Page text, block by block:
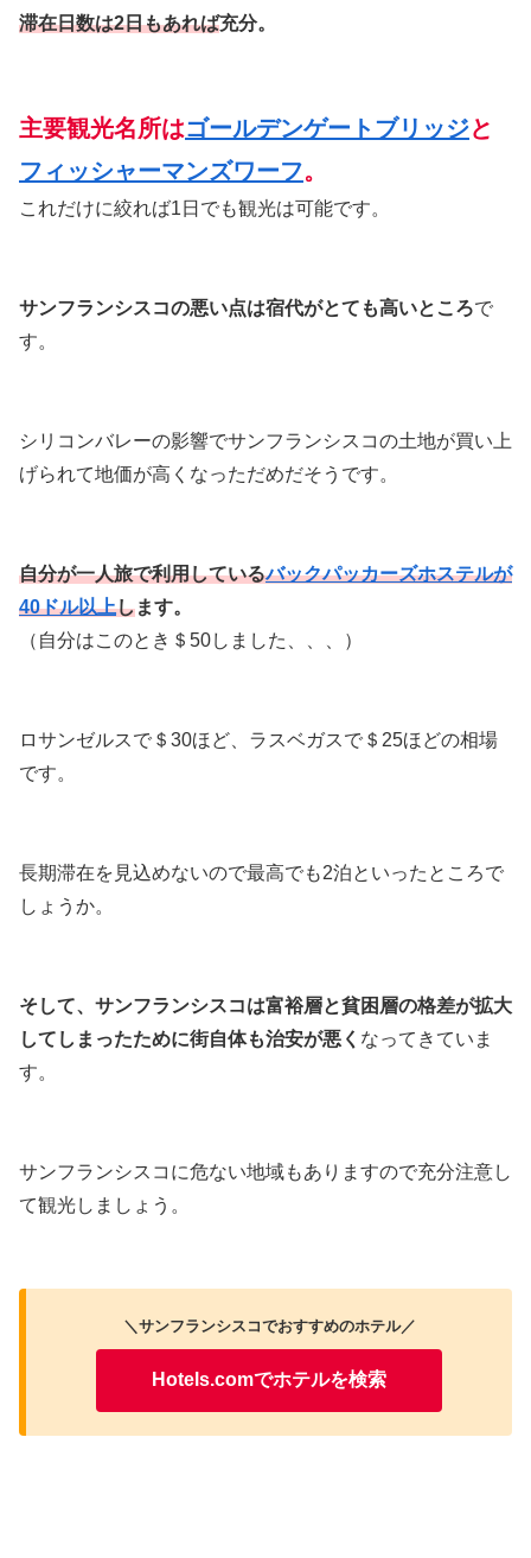
滞在日数は2日もあれば充分。
主要観光名所はゴールデンゲートブリッジと
フィッシャーマンズワーフ。
これだけに絞れば1日でも観光は可能です。
サンフランシスコの悪い点は宿代がとても高いところで
す。
シリコンバレーの影響でサンフランシスコの土地が買い上
げられて地価が高くなっただめだそうです。
自分が一人旅で利用しているバックパッカーズホステルが
40ドル以上します。
（自分はこのとき＄50しました、、、）
ロサンゼルスで＄30ほど、ラスベガスで＄25ほどの相場
です。
長期滞在を見込めないので最高でも2泊といったところで
しょうか。
そして、サンフランシスコは富裕層と貧困層の格差が拡大
してしまったために街自体も治安が悪く なってきていま
す。
サンフランシスコに危ない地域もありますので充分注意し
て観光しましょう。
＼サンフランシスコでおすすめのホテル／
Hotels.comでホテルを検索